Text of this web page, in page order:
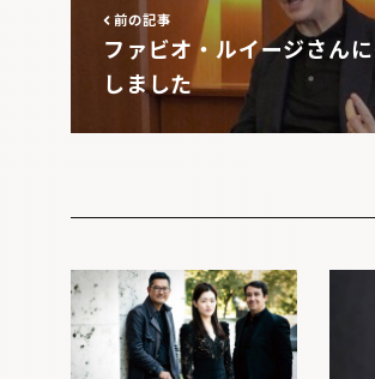
前の記事
ファビオ・ルイージさん
しました